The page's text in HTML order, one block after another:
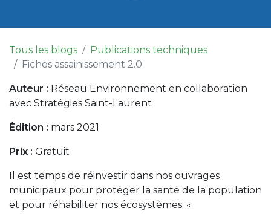
Tous les blogs
Publications techniques
Fiches assainissement 2.0
Auteur : Réseau Environnement en collaboration
avec Stratégies Saint-Laurent
Édition : mars 2021
Prix : Gratuit
Il est temps de réinvestir dans nos ouvrages
municipaux pour protéger la santé de la population
et pour réhabiliter nos écosystèmes. «